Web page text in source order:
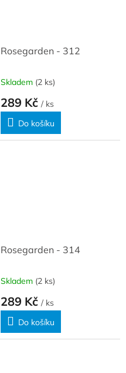
Rosegarden - 312
Skladem (2 ks)
289 Kč / ks
Do košíku
Rosegarden - 314
Skladem (2 ks)
289 Kč / ks
Do košíku